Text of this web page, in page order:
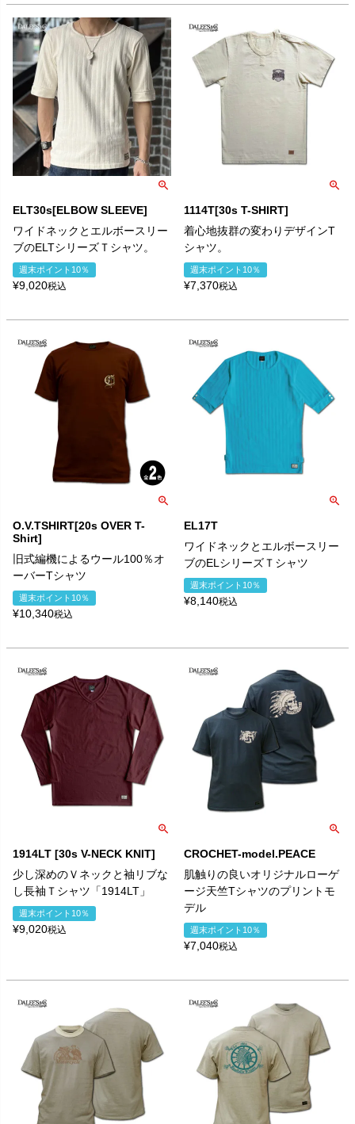
ELT30s[ELBOW SLEEVE]
ワイドネックとエルボースリー
ブのELTシリーズＴシャツ。
週末ポイント10％
¥9,020税込
1114T[30s T-SHIRT]
着心地抜群の変わりデザインT
シャツ。
週末ポイント10％
¥7,370税込
O.V.TSHIRT[20s OVER T-
Shirt]
旧式編機によるウール100％オ
ーバーTシャツ
週末ポイント10％
¥10,340税込
EL17T
ワイドネックとエルボースリー
ブのELシリーズＴシャツ
週末ポイント10％
¥8,140税込
1914LT [30s V-NECK KNIT]
少し深めのＶネックと袖リブな
し長袖Ｔシャツ「1914LT」
週末ポイント10％
¥9,020税込
CROCHET-model.PEACE
肌触りの良いオリジナルローゲ
ージ天竺Tシャツのプリントモ
デル
週末ポイント10％
¥7,040税込